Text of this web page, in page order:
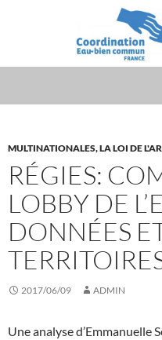
MULTINATIONALES, LA LOI DE
RÉGIES:
LOBBY DE
DONNÉES
2017/06/09 ADMIN
Une analyse d’Emmanuelle